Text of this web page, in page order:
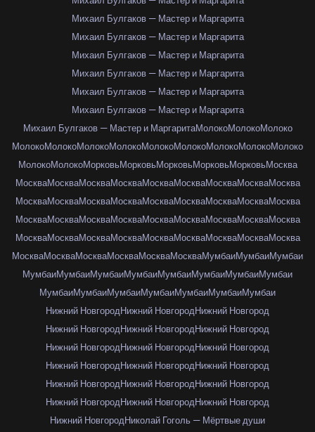
Михаил Булгаков — Мастер и Маргарита
Михаил Булгаков — Мастер и Маргарита
Михаил Булгаков — Мастер и Маргарита
Михаил Булгаков — Мастер и Маргарита
Михаил Булгаков — Мастер и Маргарита
Михаил Булгаков — Мастер и Маргарита
Михаил Булгаков — Мастер и МаргаритаМолокоМолокоМолоко
МолокоМолокоМолокоМолокоМолокоМолокоМолокоМолокоМолоко
МолокоМолокоМорковьМорковьМорковьМорковьМорковьМосква
МоскваМоскваМоскваМоскваМоскваМоскваМоскваМоскваМосква
МоскваМоскваМоскваМоскваМоскваМоскваМоскваМоскваМосква
МоскваМоскваМоскваМоскваМоскваМоскваМоскваМоскваМосква
МоскваМоскваМоскваМоскваМоскваМоскваМоскваМоскваМосква
МоскваМоскваМоскваМоскваМоскваМоскваМумбаиМумбаиМумбаи
МумбаиМумбаиМумбаиМумбаиМумбаиМумбаиМумбаиМумбаи
МумбаиМумбаиМумбаиМумбаиМумбаиМумбаиМумбаи
Нижний НовгородНижний НовгородНижний Новгород
Нижний НовгородНижний НовгородНижний Новгород
Нижний НовгородНижний НовгородНижний Новгород
Нижний НовгородНижний НовгородНижний Новгород
Нижний НовгородНижний НовгородНижний Новгород
Нижний НовгородНижний НовгородНижний Новгород
Нижний НовгородНиколай Гоголь — Мёртвые души